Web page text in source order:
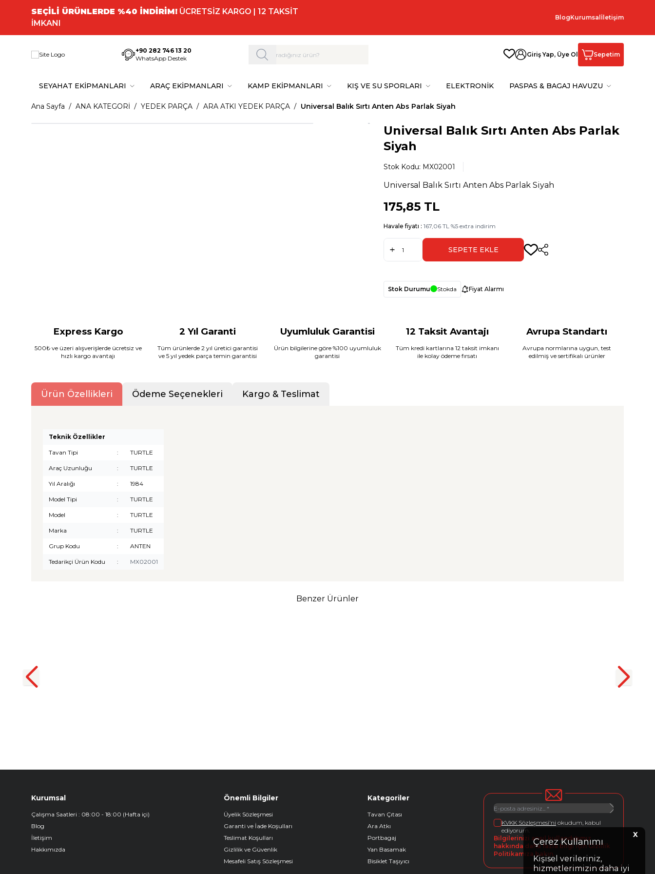
X
Çerez Kullanımı
Kişisel verileriniz,
hizmetlerimizin daha iyi
SEÇİLİ ÜRÜNLERDE %40 İNDİRİM! ÜCRETSİZ KARGO | 12 TAKSİT
İMKANI
BlogKurumsal İletişim
+90 282 746 13 20
WhatsApp Destek
Giriş Yap, Üye Ol Sepetim
SEYAHAT EKİPMANLARI ARAÇ EKİPMANLARI KAMP EKİPMANLARI KIŞ VE SU SPORLARI ELEKTRONİK PASPAS & BAGAJ HAVUZU
Ana Sayfa ANA KATEGORİ YEDEK PARÇA ARA ATKI YEDEK PARÇA Universal Balık Sırtı Anten Abs Parlak Siyah
Universal Balık Sırtı Anten Abs Parlak
Siyah
Stok Kodu: MX02001
Universal Balık Sırtı Anten Abs Parlak Siyah
175,85 TL
Havale fiyatı :167,06 TL%5 extra indirim
SEPETE EKLE Paylaş
Stok Durumu Stokda Fiyat Alarmı
Express Kargo
500₺ ve üzeri alışverişlerde ücretsiz ve
hızlı kargo avantajı
2 Yıl Garanti
Tüm ürünlerde 2 yıl üretici garantisi
ve 5 yıl yedek parça temin garantisi
Uyumluluk Garantisi
Ürün bilgilerine göre %100 uyumluluk
garantisi
12 Taksit Avantajı
Tüm kredi kartlarına 12 taksit imkanı
ile kolay ödeme fırsatı
Avrupa Standartı
Avrupa normlarına uygun, test
edilmiş ve sertifikalı ürünler
Ürün Özellikleri Ödeme Seçenekleri Kargo & Teslimat
Teknik Özellikler
Tavan Tipi : TURTLE
Araç Uzunluğu : TURTLE
Yıl Aralığı : 1984
Model Tipi : TURTLE
Model : TURTLE
Marka : TURTLE
Grup Kodu : ANTEN
Tedarikçi Ürün Kodu : MX02001
Benzer Ürünler
₺
Kurumsal
Çalışma Saatleri : 08:00 - 18:00 (Hafta içi)
Blog
İletişim
Hakkımızda
Önemli Bilgiler
Üyelik Sözleşmesi
Garanti ve İade Koşulları
Teslimat Koşulları
Gizlilik ve Güvenlik
Mesafeli Satış Sözleşmesi
Kategoriler
Tavan Çıtası
Ara Atkı
Portbagaj
Yan Basamak
Bisiklet Taşıyıcı
KVKK Sözleşmesi'ni okudum, kabul
ediyorum.
Bilgilerinizi ansıl kullandığımız
hakkında daha fazla bilgi için Gizlilik
Politikamıza bakın.